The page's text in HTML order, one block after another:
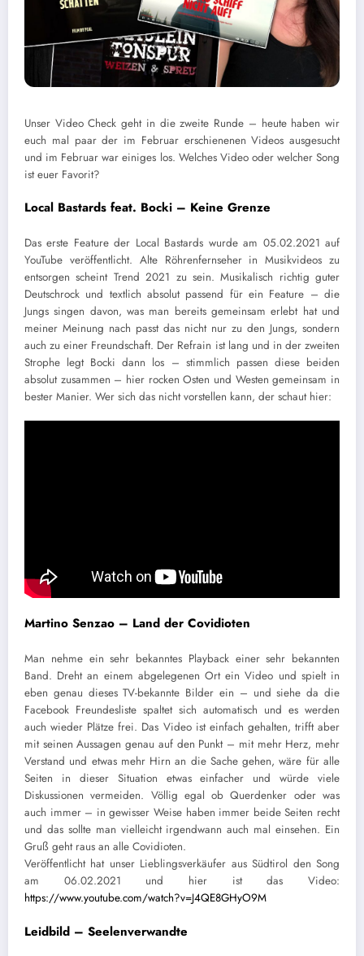
Unser Video Check geht in die zweite Runde – heute haben wir
euch mal paar der im Februar erschienenen Videos ausgesucht
und im Februar war einiges los. Welches Video oder welcher Song
ist euer Favorit?
Local Bastards feat. Bocki – Keine Grenze
Das erste Feature der Local Bastards wurde am 05.02.2021 auf
YouTube veröffentlicht. Alte Röhrenfernseher in Musikvideos zu
entsorgen scheint Trend 2021 zu sein. Musikalisch richtig guter
Deutschrock und textlich absolut passend für ein Feature – die
Jungs singen davon, was man bereits gemeinsam erlebt hat und
meiner Meinung nach passt das nicht nur zu den Jungs, sondern
auch zu einer Freundschaft. Der Refrain ist lang und in der zweiten
Strophe legt Bocki dann los – stimmlich passen diese beiden
absolut zusammen – hier rocken Osten und Westen gemeinsam in
bester Manier. Wer sich das nicht vorstellen kann, der schaut hier:
Martino Senzao – Land der Covidioten
Man nehme ein sehr bekanntes Playback einer sehr bekannten
Band. Dreht an einem abgelegenen Ort ein Video und spielt in
eben genau dieses TV-bekannte Bilder ein – und siehe da die
Facebook Freundesliste spaltet sich automatisch und es werden
auch wieder Plätze frei. Das Video ist einfach gehalten, trifft aber
mit seinen Aussagen genau auf den Punkt – mit mehr Herz, mehr
Verstand und etwas mehr Hirn an die Sache gehen, wäre für alle
Seiten in dieser Situation etwas einfacher und würde viele
Diskussionen vermeiden. Völlig egal ob Querdenker oder was
auch immer – in gewisser Weise haben immer beide Seiten recht
und das sollte man vielleicht irgendwann auch mal einsehen. Ein
Gruß geht raus an alle Covidioten.
Veröffentlicht hat unser Lieblingsverkäufer aus Südtirol den Song
am 06.02.2021 und hier ist das Video:
https://www.youtube.com/watch?v=J4QE8GHyO9M
Leidbild – Seelenverwandte